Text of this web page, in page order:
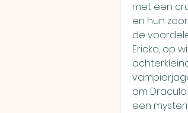
met een
en hun
de
Ericka, op
om
een